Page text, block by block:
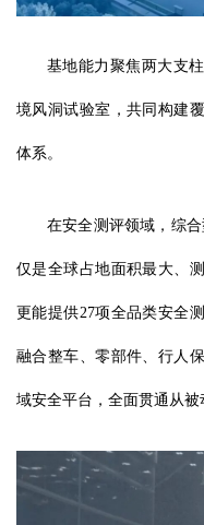
基地能力聚焦两大支
境风洞试验室，共同构建
体系。
在安全测评领域，综
仅是全球占地面积最大、
更能提供27项全品类安全
融合整车、零部件、行人
域安全平台，全面贯通从被